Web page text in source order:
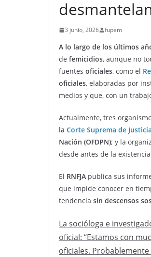
3 junio, 2026 fupem
A lo largo de los últimos
de femicidios, aunque no
fuentes oficiales, como el
oficiales, elaboradas por
medios y que, con un
Actualmente, tres
la Corte Suprema de
Nación (OFDPN); y la
desde antes de la
El RNFJA publica sus
que impide conocer en
tendencia sin descensos
La socióloga e
oficial: “Estamos con
oficiales.